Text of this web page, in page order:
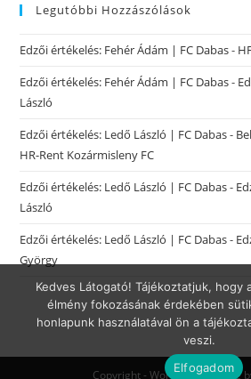
Legutóbbi Hozzászólások
Edzői értékelés: Fehér Ádám | FC Dabas-
Edzői értékelés: Fehér Ádám | FC Dabas-
László
Edzői értékelés: Ledő László | FC Dabas-
HR-Rent Kozármisleny FC
Edzői értékelés: Ledő László | FC Dabas-
László
Edzői értékelés: Ledő László | FC Dabas-
György
Copyright - WordPress Theme
Kedves Látogató! Tájékoztatjuk, hogy
élmény fokozásának érdekében
honlapunk használatával ön a
veszi.
Elfogadom